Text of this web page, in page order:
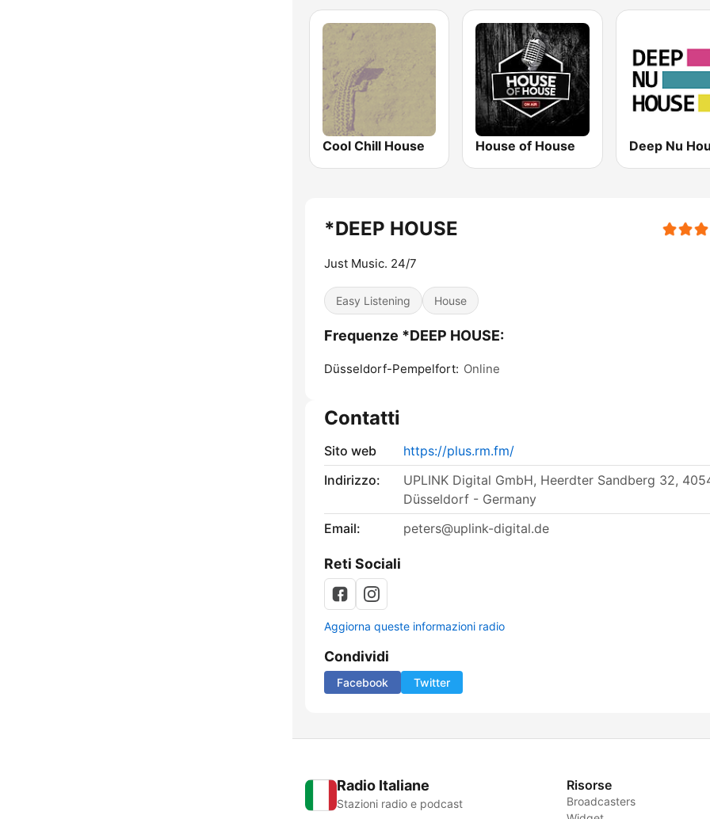
Cool Chill House House of House
*DEEP HOUSE
Just Music. 24/7
Easy Listening House
Frequenze *DEEP HOUSE:
Düsseldorf-Pempelfort: Online
Contatti
Sito web
https://plus.rm.fm/
Indirizzo:
UPLINK Digital GmbH, Heerdter Sandberg 32,
Düsseldorf - Germany
Email:
peters@uplink-digital.de
Reti Sociali
Aggiorna queste informazioni radio
Condividi
Facebook Twitter
Radio Italiane
Stazioni radio e podcast
Risorse
Broadcasters